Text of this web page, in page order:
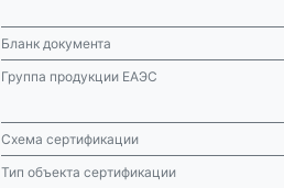
Бланк документа
Группа продукции ЕАЭС
Схема сертификации
Тип объекта сертификации